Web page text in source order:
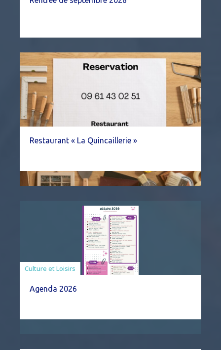
Restaurant « La Quincaillerie »
Associations
Culture et Loisirs
Agenda 2026